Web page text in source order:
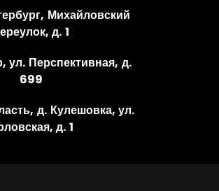
Михайловский
д. 1
ул. Перспективная, д.
699
д. Кулешовка, ул.
д. 1